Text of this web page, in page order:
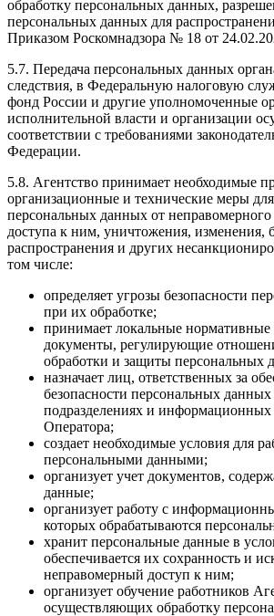
обработку персональных данных,
персональных данных для
Приказом Роскомнадзора № 18 от
5.7. Передача персональных данных
следствия, в Федеральную налоговую
фонд России и другие уполномоченные
исполнительной власти и организации
соответствии с требованиями
Федерации.
5.8. Агентство принимает необходимые
организационные и технические меры
персональных данных от
доступа к ним, уничтожения, изменения,
распространения и других
том числе:
определяет угрозы безопасности
при их обработке;
принимает локальные
документы, регулирующие
обработки и защиты персональных
назначает лиц, ответственных за
безопасности персональных
подразделениях и информационных
Оператора;
создает необходимые условия для
персональными данными;
организует учет документов,
данные;
организует работу с
которых обрабатываются
хранит персональные данные в
обеспечивается их сохранность и
неправомерный доступ к ним;
организует обучение работников
осуществляющих обработку